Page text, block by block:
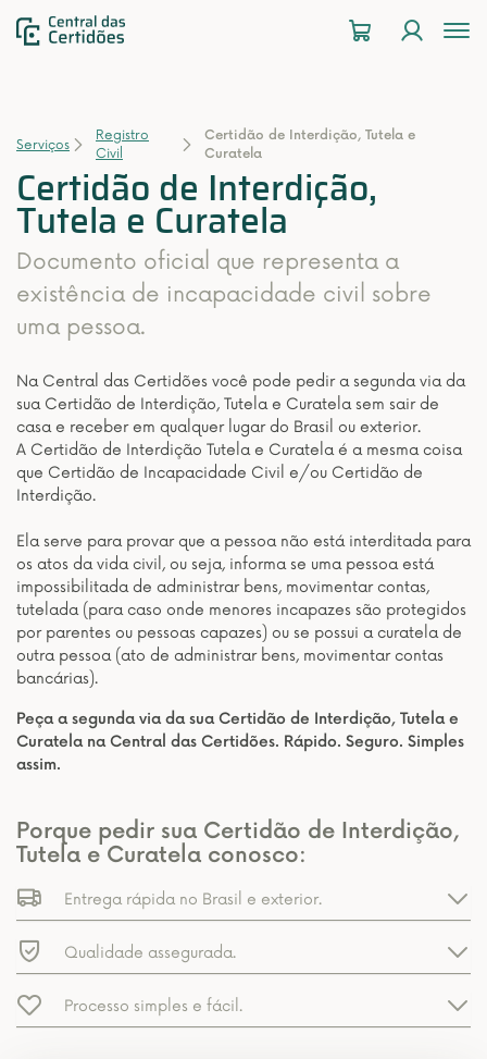
Serviços
Registro
Civil
Certidão de Interdição, Tutela e
Curatela
Certidão de Interdição,
Tutela e Curatela
Documento oficial que representa a
existência de incapacidade civil sobre
uma pessoa.
Na Central das Certidões você pode pedir a segunda via da
sua Certidão de Interdição, Tutela e Curatela sem sair de
casa e receber em qualquer lugar do Brasil ou exterior.
A Certidão de Interdição Tutela e Curatela é a mesma coisa
que Certidão de Incapacidade Civil e/ou Certidão de
Interdição.
Ela serve para provar que a pessoa não está interditada para
os atos da vida civil, ou seja, informa se uma pessoa está
impossibilitada de administrar bens, movimentar contas,
tutelada (para caso onde menores incapazes são protegidos
por parentes ou pessoas capazes) ou se possui a curatela de
outra pessoa (ato de administrar bens, movimentar contas
bancárias).
Peça a segunda via da sua Certidão de Interdição, Tutela e
Curatela na Central das Certidões. Rápido. Seguro. Simples
assim.
Porque pedir sua Certidão de Interdição,
Tutela e Curatela conosco:
Entrega rápida no Brasil e exterior.
Qualidade assegurada.
Processo simples e fácil.